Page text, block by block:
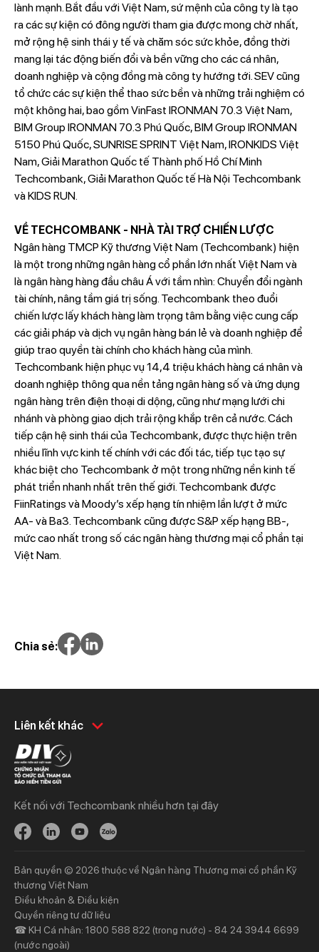
lành mạnh. Bắt đầu với Việt Nam, sứ mệnh của công ty là tạo
ra các sự kiện có đông người tham gia được mong chờ nhất,
mở rộng hệ sinh thái y tế và chăm sóc sức khỏe, đồng thời
mang lại tác động biến đổi và bền vững cho các cá nhân,
doanh nghiệp và cộng đồng mà công ty hướng tới. SEV cũng
tổ chức các sự kiện thể thao sức bền và những trải nghiệm có
một không hai, bao gồm VinFast IRONMAN 70.3 Việt Nam,
BIM Group IRONMAN 70.3 Phú Quốc, BIM Group IRONMAN
5150 Phú Quốc, SUNRISE SPRINT Việt Nam, IRONKIDS Việt
Nam, Giải Marathon Quốc tế Thành phố Hồ Chí Minh
Techcombank, Giải Marathon Quốc tế Hà Nội Techcombank
và KIDS RUN.
VỀ TECHCOMBANK - NHÀ TÀI TRỢ CHIẾN LƯỢC
Ngân hàng TMCP Kỹ thương Việt Nam (Techcombank) hiện
là một trong những ngân hàng cổ phần lớn nhất Việt Nam và
là ngân hàng hàng đầu châu Á với tầm nhìn: Chuyển đổi ngành
tài chính, nâng tầm giá trị sống. Techcombank theo đuổi
chiến lược lấy khách hàng làm trọng tâm bằng việc cung cấp
các giải pháp và dịch vụ ngân hàng bán lẻ và doanh nghiệp để
giúp trao quyền tài chính cho khách hàng của mình.
Techcombank hiện phục vụ 14,4 triệu khách hàng cá nhân và
doanh nghiệp thông qua nền tảng ngân hàng số và ứng dụng
ngân hàng trên điện thoại di dộng, cũng như mạng lưới chi
nhánh và phòng giao dịch trải rộng khắp trên cả nước. Cách
tiếp cận hệ sinh thái của Techcombank, được thực hiện trên
nhiều lĩnh vực kinh tế chính với các đối tác, tiếp tục tạo sự
khác biệt cho Techcombank ở một trong những nền kinh tế
phát triển nhanh nhất trên thế giới. Techcombank được
FiinRatings và Moody’s xếp hạng tín nhiệm lần lượt ở mức
AA- và Ba3. Techcombank cũng được S&P xếp hạng BB-,
mức cao nhất trong số các ngân hàng thương mại cổ phần tại
Việt Nam.
Chia sẻ:
Liên kết khác
Khách hàng cá nhân
Chi tiêu
Tiết kiệm
Vay
Đầu tư
Bảo hiểm
Thông tin mới
Thương mại
Thông tin mới
Khách hàng ưu tiên
Dịch vụ khách hàng ưu tiên
Thông tin tài chính
Kết nối với Techcombank nhiều hơn tại đây
Bản quyền © 2026 thuộc về Ngân hàng Thương mại cổ phần Kỹ
thương Việt Nam
Điều khoản & Điều kiện
Quyền riêng tư dữ liệu
☎ KH Cá nhân: 1800 588 822 (trong nước) - 84 24 3944 6699
(nước ngoài)